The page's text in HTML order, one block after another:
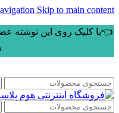
Skip to main content
👈با کلیک روی این نوشته